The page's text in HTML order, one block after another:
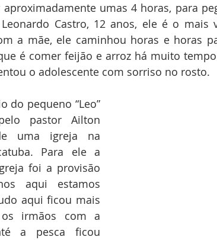
umas 4 horas, para
Castro, 12 anos, ele é o mais
a mãe, ele caminhou horas e horas
é comer feijão e arroz há muito
o adolescente com sorriso no rosto.
do pequeno “Leo”
pastor Ailton
uma igreja na
Para ele a
foi a provisão
aqui estamos
aqui ficou mais
irmãos com a
a pesca ficou